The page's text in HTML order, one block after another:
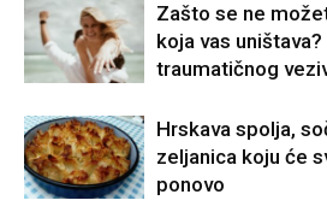
Zašto se ne
koja vas
traumatičnog
Hrskava spolja,
zeljanica koju će
ponovo